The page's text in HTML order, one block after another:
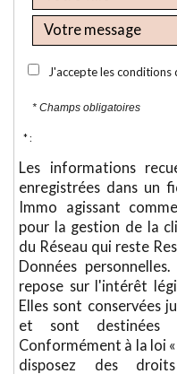
J'accepte les
* Champs obligatoires
* :
Les informations
enregistrées dans un
Immo agissant
pour la gestion de la
du Réseau qui reste
Données
repose sur l'intérêt
Elles sont conservées
et sont destinées
Conformément à la loi
disposez des